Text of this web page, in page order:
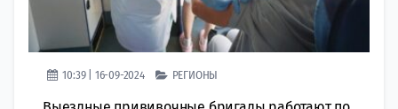
10:39 | 16-09-2024 РЕГИОНЫ